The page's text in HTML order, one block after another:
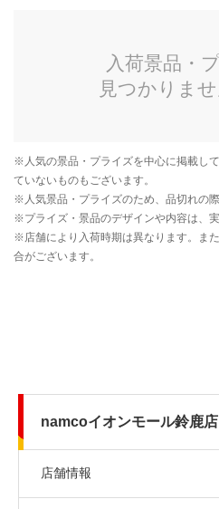
namcoイオンモール鈴鹿店
店舗情報